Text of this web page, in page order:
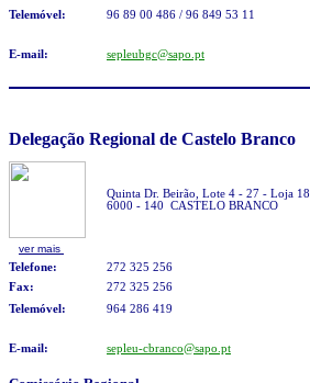
Telemóvel:
96 89 00 486 / 96 849 53 11
E-mail: sepleubgc@sapo.pt
Delegação Regional de Castelo Branco
Quinta Dr. Beirão, Lote 4 - 27 - Loja 18
6000 - 140 CASTELO BRANCO
ver mais
Telefone:
272 325 256
Fax:
272 325 256
Telemóvel:
964 286 419
E-mail: sepleu-cbranco@sapo.pt